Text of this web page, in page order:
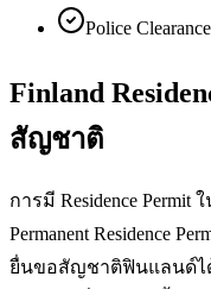
Police
Finland
สัญชาติ
การมี Residence
Permanent Residence
ยื่นขอสัญชาติฟินแลนด์ไ